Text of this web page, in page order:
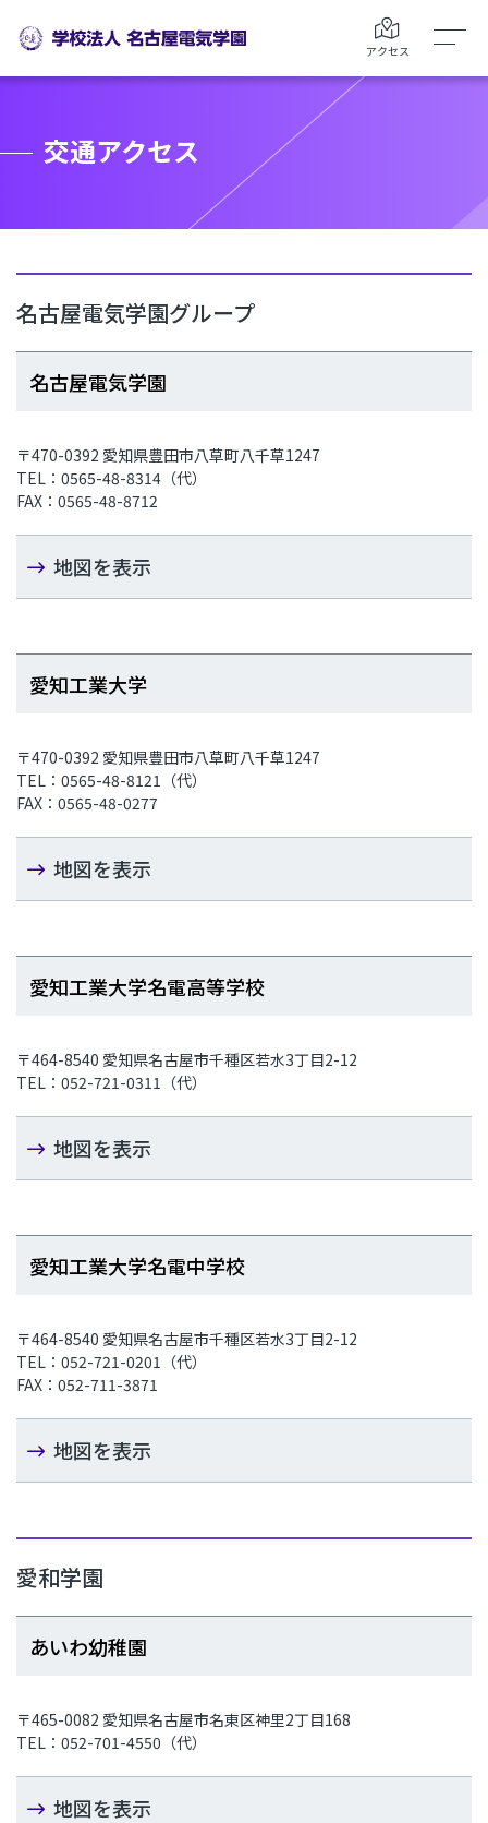
アクセス
交通アクセス
名古屋電気学園グループ
名古屋電気学園
〒470-0392 愛知県豊田市八草町八千草1247
TEL：0565-48-8314（代）
FAX：0565-48-8712
地図を表示
愛知工業大学
〒470-0392 愛知県豊田市八草町八千草1247
TEL：0565-48-8121（代）
FAX：0565-48-0277
地図を表示
愛知工業大学名電高等学校
〒464-8540 愛知県名古屋市千種区若水3丁目2-12
TEL：052-721-0311（代）
地図を表示
愛知工業大学名電中学校
〒464-8540 愛知県名古屋市千種区若水3丁目2-12
TEL：052-721-0201（代）
FAX：052-711-3871
地図を表示
愛和学園
あいわ幼稚園
〒465-0082 愛知県名古屋市名東区神里2丁目168
TEL：052-701-4550（代）
地図を表示